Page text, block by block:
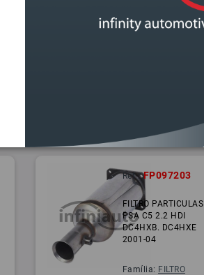
Ref.: FP097203
FILTRO PARTICULAS
PSA C5 2.2 HDI
DC4HXB. DC4HXE
2001-04
Família: FILTRO